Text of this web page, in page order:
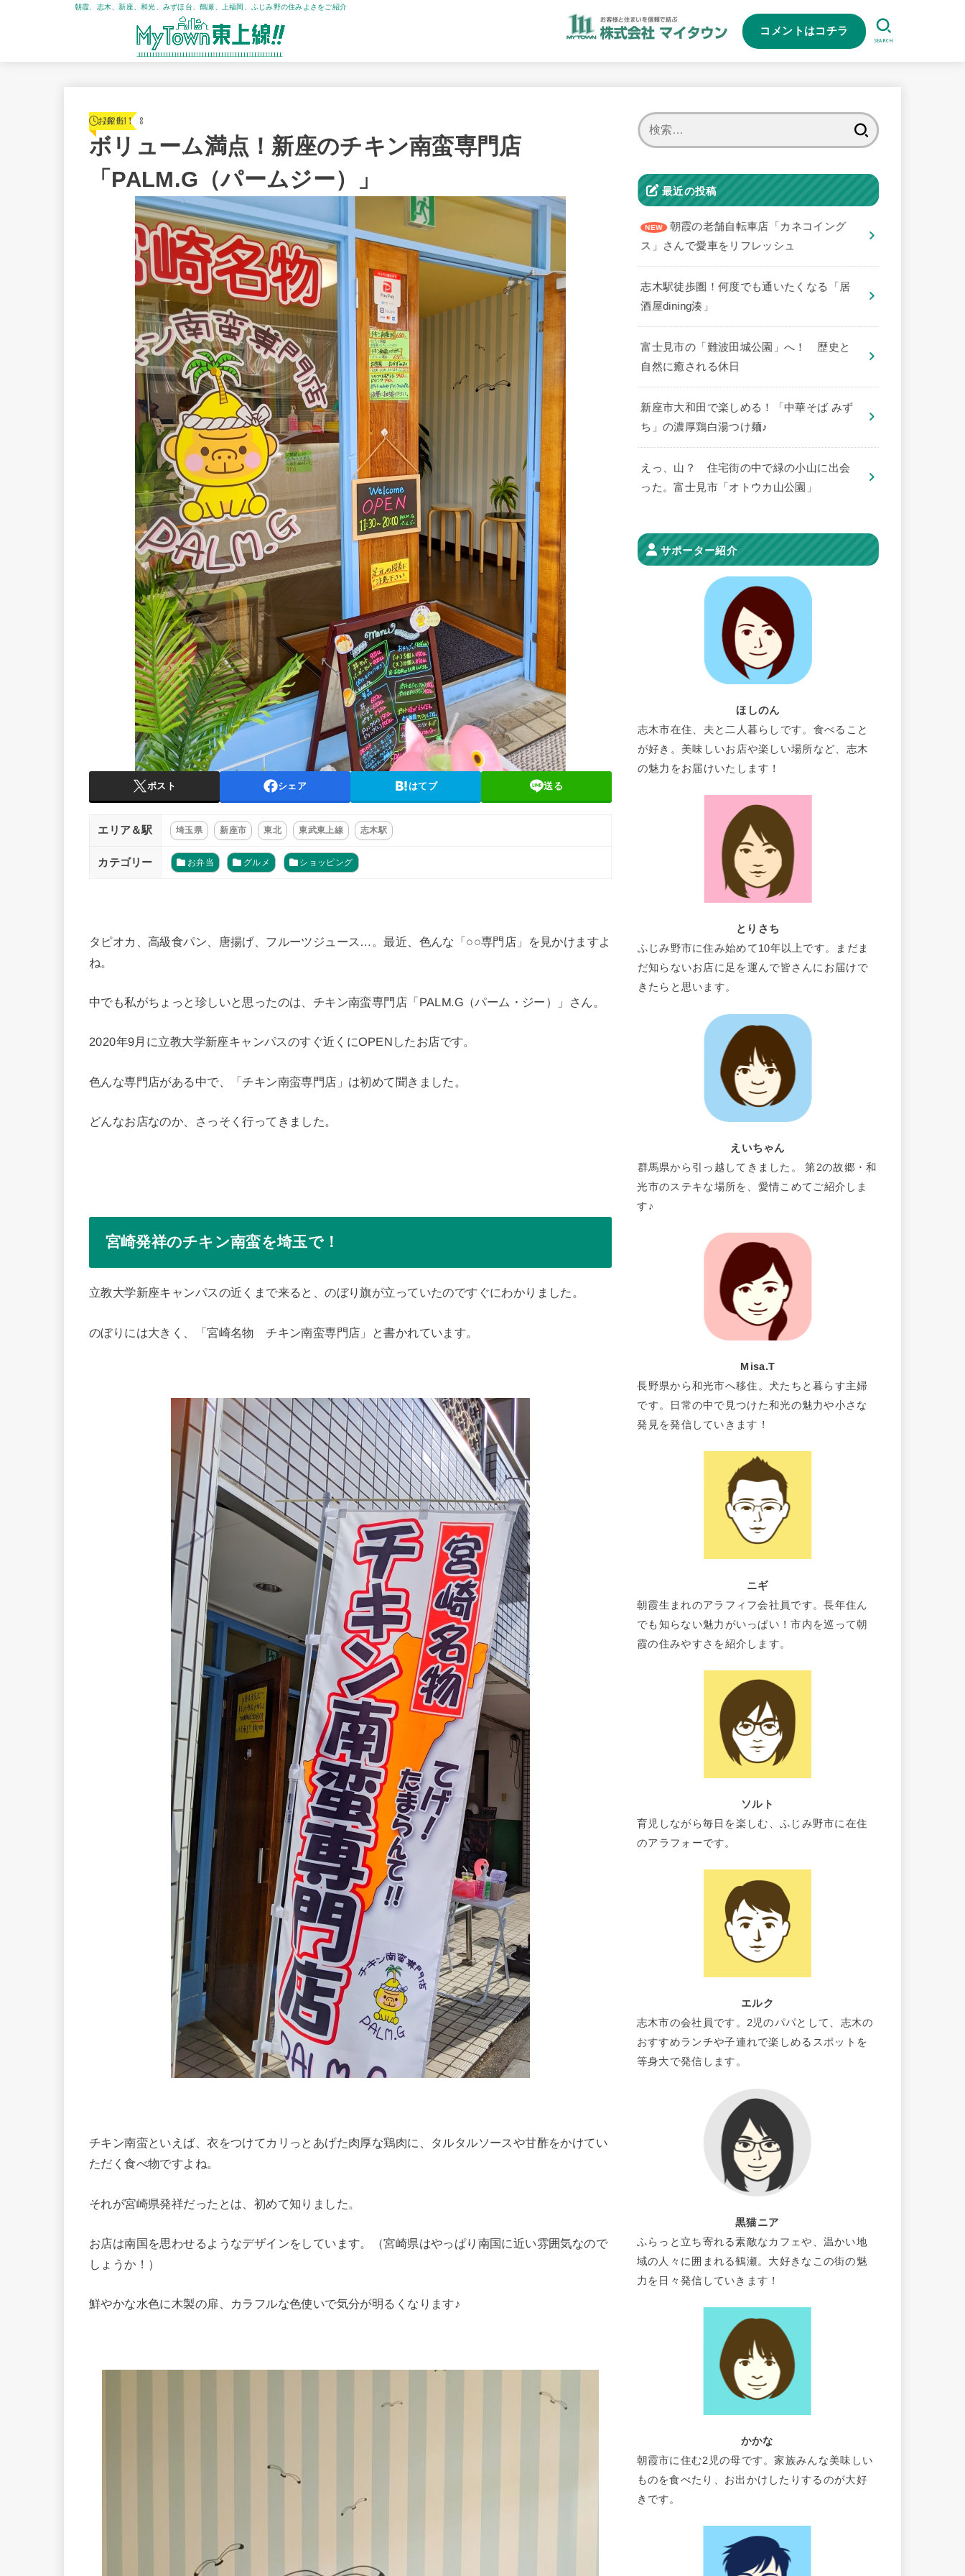
朝霞、志木、新座、和光、みずほ台、鶴瀬、上福岡、ふじみ野の住みよさをご紹介
コメントはコチラ
SEARCH
お弁当
2020.11.18
ボリューム満点！新座のチキン南蛮専門店
「PALM.G（パームジー）」
ポスト シェア はてブ 送る
エリア＆駅 埼玉県 新座市 東北 東武東上線 志木駅
カテゴリー お弁当 グルメ ショッピング
タピオカ、高級食パン、唐揚げ、フルーツジュース…。最近、色んな「○○専門店」を見かけますよ
ね。
中でも私がちょっと珍しいと思ったのは、チキン南蛮専門店「PALM.G（パーム・‎ジー）」さん。
2020年9月に立教大学新座キャンパスのすぐ近くにOPENしたお店です。
色んな専門店がある中で、「チキン南蛮専門店」は初めて聞きました。
どんなお店なのか、さっそく行ってきました。
宮崎発祥のチキン南蛮を埼玉で！
立教大学新座キャンパスの近くまで来ると、のぼり旗が立っていたのですぐにわかりました。
のぼりには大きく、「宮崎名物 チキン南蛮専門店」と書かれています。
チキン南蛮といえば、衣をつけてカリっとあげた肉厚な鶏肉に、タルタルソースや甘酢をかけてい
ただく食べ物ですよね。
それが宮崎県発祥だったとは、初めて知りました。
お店は南国を思わせるようなデザインをしています。（宮崎県はやっぱり南国に近い雰囲気なので
しょうか！）
鮮やかな水色に木製の扉、カラフルな色使いで気分が明るくなります♪
最近の投稿
朝霞の老舗自転車店「カネコイング
ス」さんで愛車をリフレッシュ
志木駅徒歩圏！何度でも通いたくなる「居
酒屋dining湊」
​富士見市の「難波田城公園」へ！ 歴史と
自然に癒される休日
新座市大和田で楽しめる！「中華そば みず
ち」の濃厚鶏白湯つけ麺♪
えっ、山？ 住宅街の中で緑の小山に出会
った。富士見市「オトウカ山公園」
サポーター紹介
ほしのん
志木市在住、夫と二人暮らしです。食べること
が好き。美味しいお店や楽しい場所など、志木
の魅力をお届けいたします！
とりさち
ふじみ野市に住み始めて10年以上です。まだま
だ知らないお店に足を運んで皆さんにお届けで
きたらと思います。
えいちゃん
群馬県から引っ越してきました。 第2の故郷・和
光市のステキな場所を、愛情こめてご紹介しま
す♪
Misa.T
長野県から和光市へ移住。犬たちと暮らす主婦
です。日常の中で見つけた和光の魅力や小さな
発見を発信していきます！
ニギ
朝霞生まれのアラフィフ会社員です。長年住ん
でも知らない魅力がいっぱい！市内を巡って朝
霞の住みやすさを紹介します。
ソルト
育児しながら毎日を楽しむ、ふじみ野市に在住
のアラフォーです。
エルク
志木市の会社員です。2児のパパとして、志木の
おすすめランチや子連れで楽しめるスポットを
等身大で発信します。
黒猫ニア
ふらっと立ち寄れる素敵なカフェや、温かい地
域の人々に囲まれる鶴瀬。大好きなこの街の魅
力を日々発信していきます！
かかな
朝霞市に住む2児の母です。家族みんな美味しい
ものを食べたり、お出かけしたりするのが大好
きです。